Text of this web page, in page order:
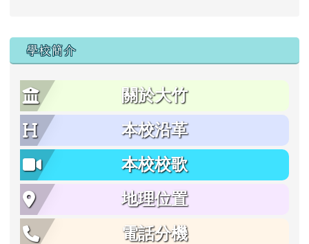
學校簡介
關於大竹
本校沿革
本校校歌
地理位置
電話分機